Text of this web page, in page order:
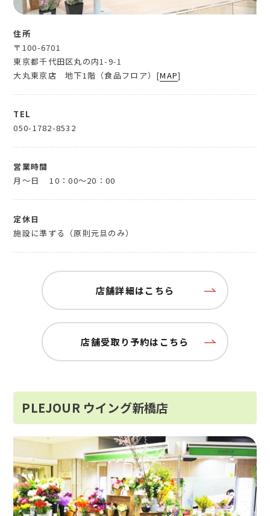
住所
〒100-6701
東京都千代田区丸の内1-9-1
大丸東京店 地下1階（食品フロア）[MAP]
TEL
050-1782-8532
営業時間
月～日
10：00～20：00
定休日
施設に準ずる（原則元旦のみ）
店舗詳細はこちら
店舗受取り予約はこちら
PLEJOUR ウイング新橋店